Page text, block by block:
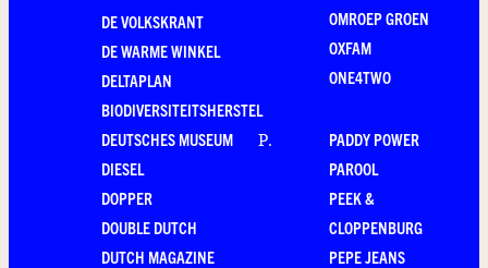
DE VOLKSKRANT
DE WARME WINKEL
DELTAPLAN
BIODIVERSITEITSHERSTEL
DEUTSCHES MUSEUM
DIESEL
DOPPER
DOUBLE DUTCH
DUTCH MAGAZINE
OMROEP GROEN
OXFAM
ONE4TWO
P.
PADDY POWER
PAROOL
PEEK &
CLOPPENBURG
PEPE JEANS